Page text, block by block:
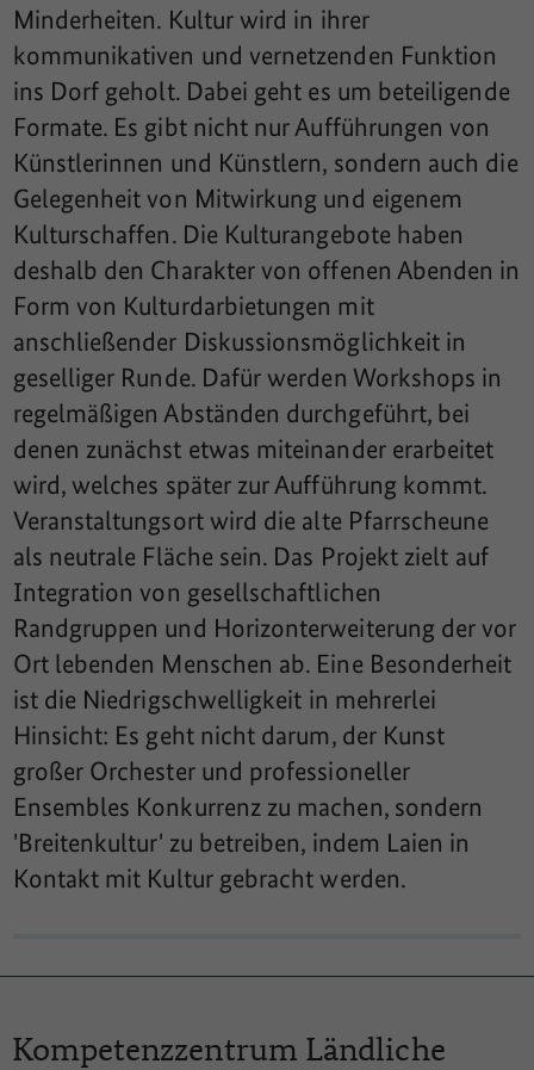
Minderheiten. Kultur wird in ihrer
kommunikativen und vernetzenden Funktion
ins Dorf geholt. Dabei geht es um beteiligende
Formate. Es gibt nicht nur Aufführungen von
Künstlerinnen und Künstlern, sondern auch die
Gelegenheit von Mitwirkung und eigenem
Kulturschaffen. Die Kulturangebote haben
deshalb den Charakter von offenen Abenden in
Form von Kulturdarbietungen mit
anschließender Diskussionsmöglichkeit in
geselliger Runde. Dafür werden Workshops in
regelmäßigen Abständen durchgeführt, bei
denen zunächst etwas miteinander erarbeitet
wird, welches später zur Aufführung kommt.
Veranstaltungsort wird die alte Pfarrscheune
als neutrale Fläche sein. Das Projekt zielt auf
Integration von gesellschaftlichen
Randgruppen und Horizonterweiterung der vor
Ort lebenden Menschen ab. Eine Besonderheit
ist die Niedrigschwelligkeit in mehrerlei
Hinsicht: Es geht nicht darum, der Kunst
großer Orchester und professioneller
Ensembles Konkurrenz zu machen, sondern
'Breitenkultur' zu betreiben, indem Laien in
Kontakt mit Kultur gebracht werden.
Kompetenzzentrum Ländliche